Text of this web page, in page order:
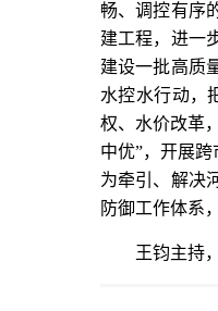
畅、调控有序
建工程，进一
建设一批高质
水控水行动，
权、水价改革
中优”，开展
为牵引、解决
防御工作体系
王钧主持